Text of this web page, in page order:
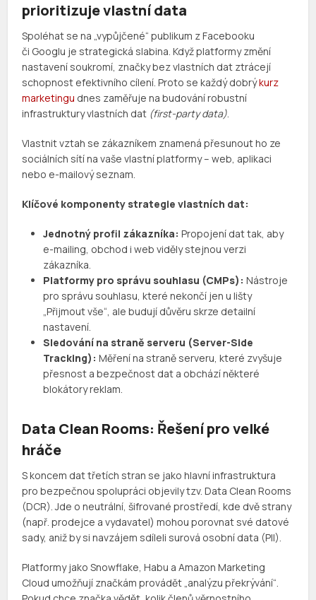
prioritizuje vlastní data
Spoléhat se na „vypůjčené“ publikum z Facebooku
či Googlu je strategická slabina. Když platformy změní
nastavení soukromí, značky bez vlastních dat ztrácejí
schopnost efektivního cílení. Proto se každý dobrýkurz
marketingu dnes zaměřuje na budování robustní
infrastruktury vlastních dat (first-party data).
Vlastnit vztah se zákazníkem znamená přesunout ho ze
sociálních sítí na vaše vlastní platformy – web, aplikaci
nebo e-mailový seznam.
Klíčové komponenty strategie vlastních dat:
Jednotný profil zákazníka: Propojení dat tak, aby
e-mailing, obchod i web viděly stejnou verzi
zákazníka.
Platformy pro správu souhlasu (CMPs): Nástroje
pro správu souhlasu, které nekončí jen u lišty
„Přijmout vše“, ale budují důvěru skrze detailní
nastavení.
Sledování na straně serveru (Server-Side
Tracking): Měření na straně serveru, které zvyšuje
přesnost a bezpečnost dat a obchází některé
blokátory reklam.
Data Clean Rooms: Řešení pro velké
hráče
S koncem dat třetích stran se jako hlavní infrastruktura
pro bezpečnou spolupráci objevily tzv. Data Clean Rooms
(DCR). Jde o neutrální, šifrované prostředí, kde dvě strany
(např. prodejce a vydavatel) mohou porovnat své datové
sady, aniž by si navzájem sdíleli surová osobní data (PII).
Platformy jako Snowflake, Habu a Amazon Marketing
Cloud umožňují značkám provádět „analýzu překrývání“.